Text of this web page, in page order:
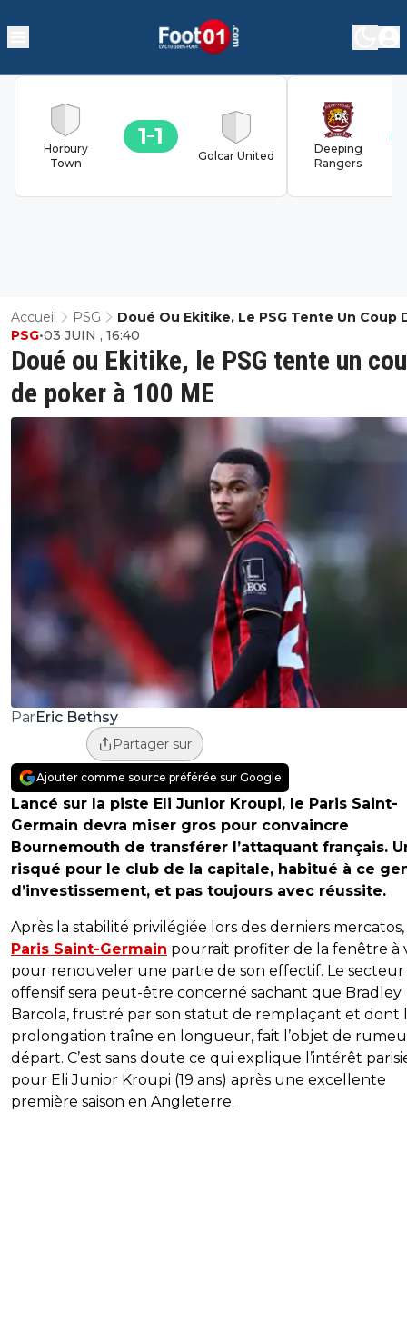
Horbury
Town
1 1
Golcar United
Deeping
Rangers
Accueil PSG
Doué Ou Ekitike, Le PSG Tente Un Coup
Poker À 100 ME
Doué ou Ekitike, le PSG tente un
de poker à 100 ME
PSG•03 JUIN , 16:40
ParEric Bethsy
Partager sur
Ajouter comme source préférée sur Google
Lancé sur la piste Eli Junior Kroupi, le Paris Saint-
Germain devra miser gros pour convaincre
Bournemouth de transférer l’attaquant français.
risqué pour le club de la capitale, habitué à ce
d’investissement, et pas toujours avec réussite.
Après la stabilité privilégiée lors des derniers
Paris Saint-Germain pourrait profiter de la fenêtre à
pour renouveler une partie de son effectif. Le secteur
offensif sera peut-être concerné sachant que Bradley
Barcola, frustré par son statut de remplaçant et dont
prolongation traîne en longueur, fait l’objet de
départ. C’est sans doute ce qui explique l’intérêt
pour Eli Junior Kroupi (19 ans) après une excellente
première saison en Angleterre.